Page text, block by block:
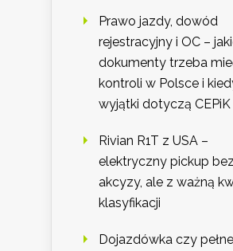
Prawo jazdy, dowód
rejestracyjny i OC –
dokumenty trzeba
kontroli w Polsce i
wyjątki dotyczą CEPiK
Rivian R1T z USA –
elektryczny pickup bez
akcyzy, ale z ważną
klasyfikacji
Dojazdówka czy